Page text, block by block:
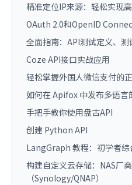
精准定位IP来源：轻松实现
OAuth 2.0和OpenID
全面指南：API测试定义、
Coze API接口实战应用
轻松掌握外国人微信支付的
如何在 Apifox 中发布多语言
手把手教你使用盘古API
创建 Python API
LangGraph 教程：初学者综
构建自定义云存储：NAS厂
（Synology/QNAP）